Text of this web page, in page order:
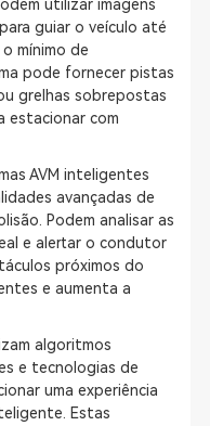
utilizar imagens
guiar o veículo até
mínimo de
pode fornecer pistas
grelhas sobrepostas
estacionar com
AVM inteligentes
avançadas de
Podem analisar as
e alertar o condutor
próximos do
e aumenta a
algoritmos
e tecnologias de
uma experiência
Estas